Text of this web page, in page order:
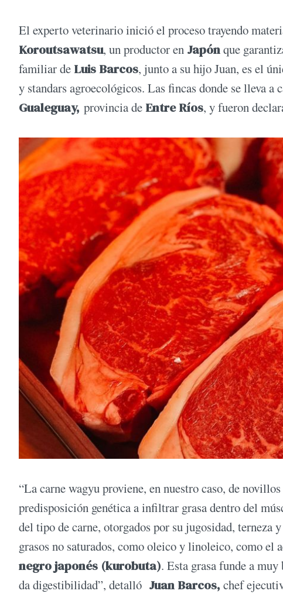
El experto veterinario inició el proceso trayendo
Koroutsawatsu, un productor en Japónque
familiar de Luis Barcos, junto a su hijo Juan, es el
y standars agroecológicos. Las fincas donde se lleva a
Gualeguay, provincia de Entre Ríos, y fueron
“La carne wagyu proviene, en nuestro caso, de
predisposición genética a infiltrar grasa dentro del
del tipo de carne, otorgados por su jugosidad, terneza
grasos no saturados, como oleico y linoleico, como el
negro japonés (kurobuta). Esta grasa funde a
da digestibilidad”, detalló Juan Barcos, chef